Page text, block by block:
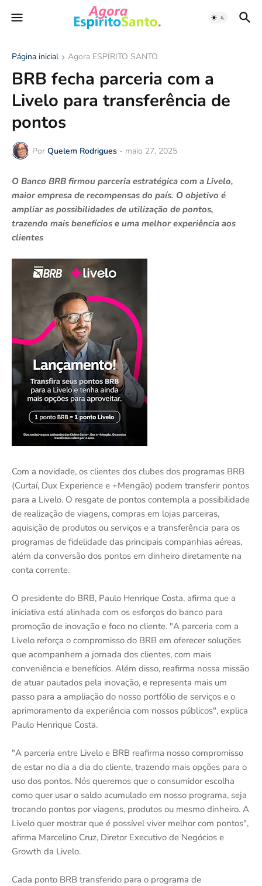
Página inicial Agora ESPÍRITO SANTO
BRB fecha parceria com a
Livelo para transferência de
pontos
Por Quelem Rodrigues - maio 27, 2025
O Banco BRB firmou parceria estratégica com a Livelo,
maior empresa de recompensas do país. O objetivo é
ampliar as possibilidades de utilização de pontos,
trazendo mais benefícios e uma melhor experiência aos
clientes
Com a novidade, os clientes dos clubes dos programas BRB
(Curtaí, Dux Experience e +Mengão) podem transferir pontos
para a Livelo. O resgate de pontos contempla a possibilidade
de realização de viagens, compras em lojas parceiras,
aquisição de produtos ou serviços e a transferência para os
programas de fidelidade das principais companhias aéreas,
além da conversão dos pontos em dinheiro diretamente na
conta corrente.
O presidente do BRB, Paulo Henrique Costa, afirma que a
iniciativa está alinhada com os esforços do banco para
promoção de inovação e foco no cliente. "A parceria com a
Livelo reforça o compromisso do BRB em oferecer soluções
que acompanhem a jornada dos clientes, com mais
conveniência e benefícios. Além disso, reafirma nossa missão
de atuar pautados pela inovação, e representa mais um
passo para a ampliação do nosso portfólio de serviços e o
aprimoramento da experiência com nossos públicos", explica
Paulo Henrique Costa.
"A parceria entre Livelo e BRB reafirma nosso compromisso
de estar no dia a dia do cliente, trazendo mais opções para o
uso dos pontos. Nós queremos que o consumidor escolha
como quer usar o saldo acumulado em nosso programa, seja
trocando pontos por viagens, produtos ou mesmo dinheiro. A
Livelo quer mostrar que é possível viver melhor com pontos",
afirma Marcelino Cruz, Diretor Executivo de Negócios e
Growth da Livelo.
Cada ponto BRB transferido para o programa de